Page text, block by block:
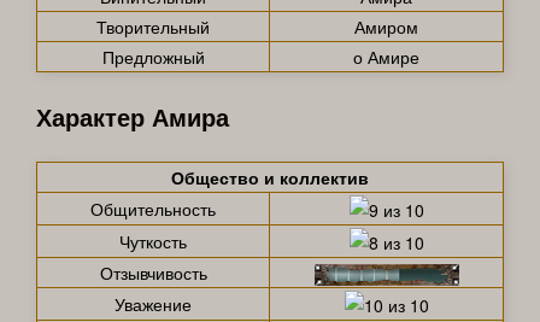
Творительный
Амиром
Предложный
о Амире
Характер Амира
Общество и коллектив
Общительность
Чуткость
Отзывчивость
Уважение